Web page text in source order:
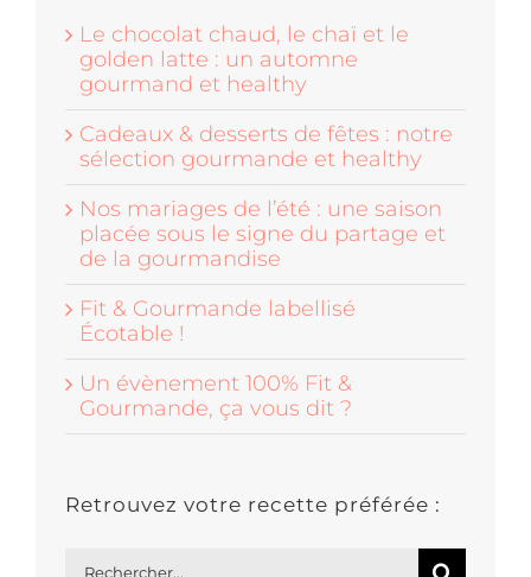
Le chocolat chaud, le chaï et le
golden latte : un automne
gourmand et healthy
Cadeaux & desserts de fêtes : notre
sélection gourmande et healthy
Nos mariages de l’été : une saison
placée sous le signe du partage et
de la gourmandise
Fit & Gourmande labellisé
Écotable !
Un évènement 100% Fit &
Gourmande, ça vous dit ?
Retrouvez votre recette préférée :